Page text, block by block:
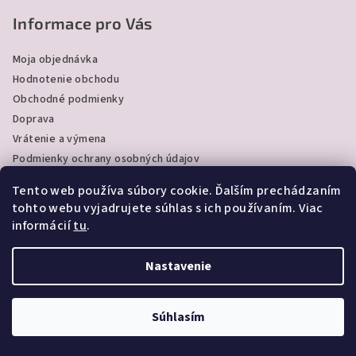
Tento web používa súbory cookie. Ďalším prechádzaním
tohto webu vyjadrujete súhlas s ich používaním. Viac
informáciítu.
Nastavenie
Súhlasím
Informace pro Vás
Moja objednávka
Hodnotenie obchodu
Obchodné podmienky
Doprava
Vrátenie a výmena
Podmienky ochrany osobných údajov
Kontakt
duotex@duotex.sk
+421 57 442 11 37